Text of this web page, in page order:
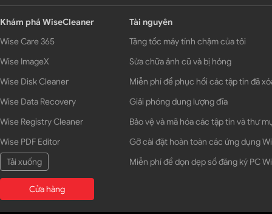
Khám phá WiseCleaner
Wise Care 365
Wise ImageX
Wise Disk Cleaner
Wise Data Recovery
Wise Registry Cleaner
Wise PDF Editor
Tải xuống
Cửa hàng
Tài nguyên
Tăng tốc máy tính chậm của tôi
Sửa chữa ảnh cũ và bị hỏng
Miễn phí để phục hồi các tập tin đã
Giải phóng dung lượng đĩa
Bảo vệ và mã hóa các tập tin và thư
Gỡ cài đặt hoàn toàn các ứng dụng
Miễn phí để dọn dẹp sổ đăng ký PC